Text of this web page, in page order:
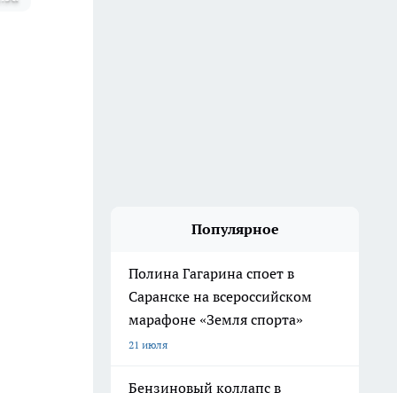
Популярное
Полина Гагарина споет в
Саранске на всероссийском
марафоне «Земля спорта»
21 июля
Бензиновый коллапс в